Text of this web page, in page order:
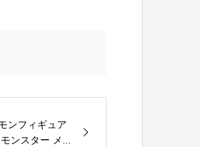
ンフィギュア
ンスター メ...